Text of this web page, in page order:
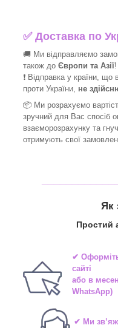
✅Доставка по
🚚 Ми відправляємо
також до Європи та Азії!
❗ Відправка у країни, що
проти України, не
📦 Ми розрахуємо
зручний для Вас спосіб
взаєморозрахунку та
отримують свої
Як
Простий
✔
сайті
або в
WhatsApp)
✔ Ми